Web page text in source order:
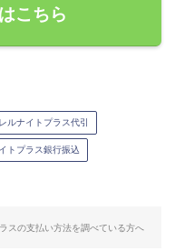
こちら
ルナイトプラス代引
トプラス銀行振込
スの支払い方法を調べている方へ